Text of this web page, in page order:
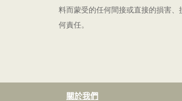
料而蒙受的任何間接或直接的損害
何責任。
關於我們